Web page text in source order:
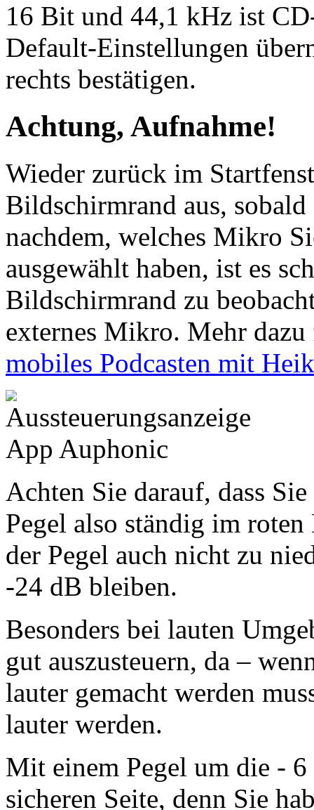
16 Bit und 44,1 kHz ist
Default-Einstellungen
rechts bestätigen.
Achtung, Aufnahme!
Wieder zurück im
Bildschirmrand aus,
nachdem, welches Mikro
ausgewählt haben, ist es
Bildschirmrand zu
externes Mikro. Mehr
mobiles Podcasten mit
Achten Sie darauf, dass
Pegel also ständig im
der Pegel auch nicht zu
-24 dB bleiben.
Besonders bei lauten
gut auszusteuern, da –
lauter gemacht werden
lauter werden.
Mit einem Pegel um die -
sicheren Seite, denn Sie